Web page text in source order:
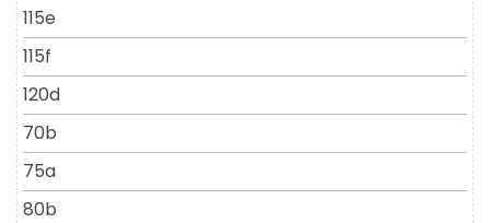
115e
115f
120d
70b
75a
80b